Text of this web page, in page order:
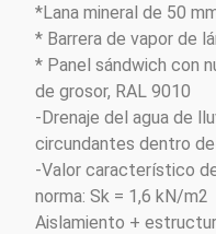
*Lana mineral de 50
* Barrera de vapor de
* Panel sándwich con
de grosor, RAL 9010
-Drenaje del agua de
circundantes dentro
-Valor característico
norma: Sk = 1,6 kN/m2
Aislamiento +